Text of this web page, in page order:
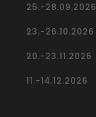
25.-28.09.2026
23.-26.10.2026
20.-23.11.2026
11.-14.12.2026